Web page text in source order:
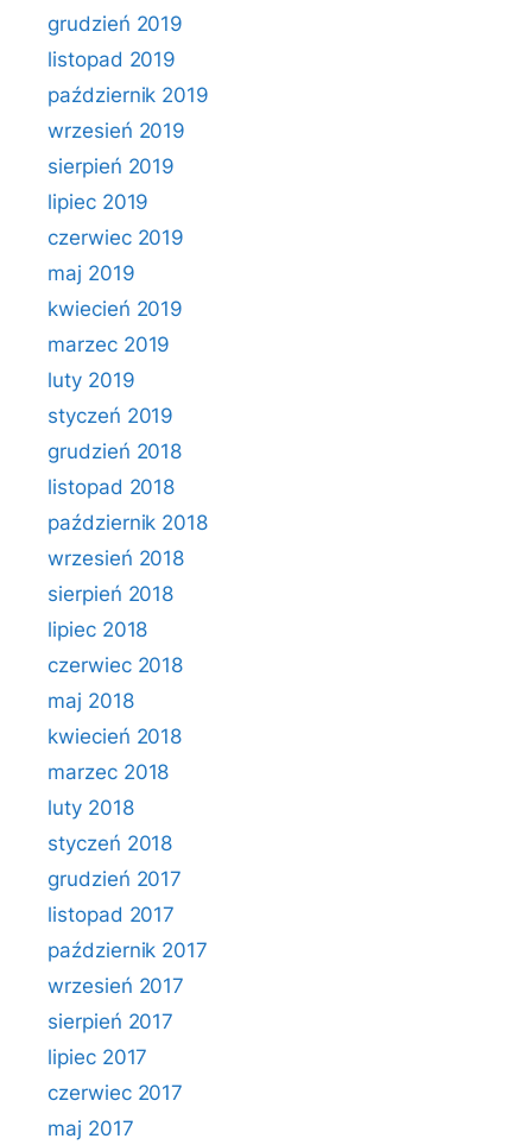
grudzień 2019
listopad 2019
październik 2019
wrzesień 2019
sierpień 2019
lipiec 2019
czerwiec 2019
maj 2019
kwiecień 2019
marzec 2019
luty 2019
styczeń 2019
grudzień 2018
listopad 2018
październik 2018
wrzesień 2018
sierpień 2018
lipiec 2018
czerwiec 2018
maj 2018
kwiecień 2018
marzec 2018
luty 2018
styczeń 2018
grudzień 2017
listopad 2017
październik 2017
wrzesień 2017
sierpień 2017
lipiec 2017
czerwiec 2017
maj 2017